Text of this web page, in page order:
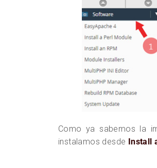
Como ya sabemos la
instalamos desde Install